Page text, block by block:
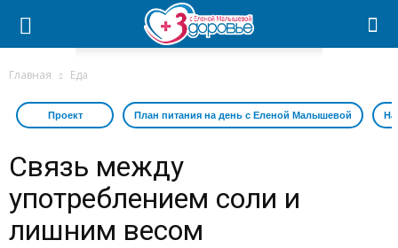
Главная Еда
Проект План питания на день с Еленой Малышевой
Связь между
употреблением соли и
лишним весом